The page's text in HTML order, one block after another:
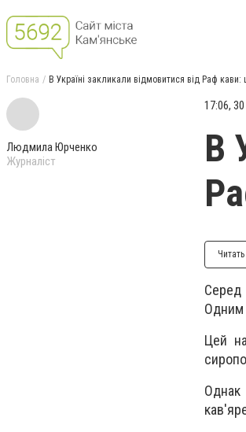
Головна В Україні закликали відмовитися від Раф кави:
Людмила Юрченко
Журналіст
17:06,
В
Серед
Одним
Цей
Однак